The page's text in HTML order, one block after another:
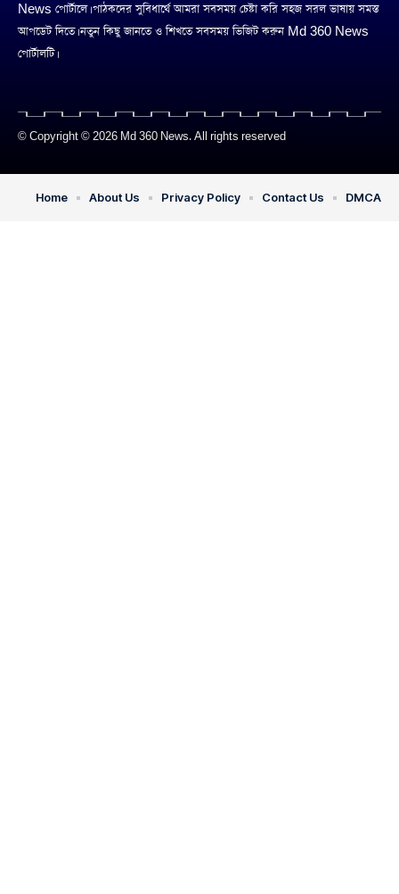
News পোর্টালে। পাঠকদের সুবিধার্থে আমরা সবসময় চেষ্টা করি সহজ সরল ভাষায় সমস্ত
আপডেট দিতে। নতুন কিছু জানতে ও শিখতে সবসময় ভিজিট করুন Md 360 News
পোর্টালটি।
© Copyright © 2026 Md 360 News. All rights reserved
Home About Us Privacy Policy Contact Us DMCA